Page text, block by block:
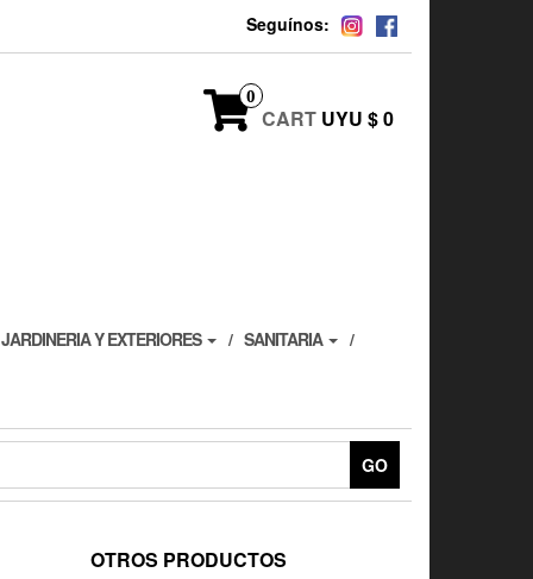
Seguínos:
0
CART UYU $ 0
JARDINERIA Y EXTERIORES SANITARIA
GO
OTROS PRODUCTOS